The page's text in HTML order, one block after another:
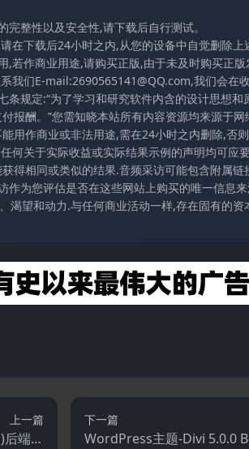
整性以及安全性,请下载后自行测试。
下载后24小时之内,从您的设备中自觉删除上
作商业用途,请购买正版,由于未及时购买正版
我们E-mail:2690565141@QQ.com,我们会在
规定:“为了学习和研究软件内含的设计思想
报酬。”您需知晓本站所有内容资源均来源于
用作商业或非法用途,需在24小时之内删除,否
何关于实际收益或实际结果示例的声明均可应
得相同或类似的结果.音频采访可能包含附属
为您评估是否在这些网站上购买的唯一信息
渴望和动力.与任何商业活动一样,存在固有的
上一篇
端的
下一篇
WordPress主题-Divi 5.0.0